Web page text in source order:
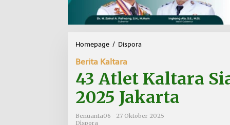
Homepage / Dispora
t
t
a
Berita Kaltara
43 Atlet Kaltara
2025 Jakarta
Benuanta06
27 Oktober 2025
Dispora